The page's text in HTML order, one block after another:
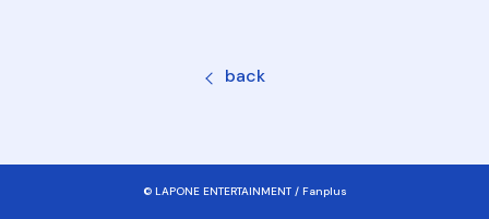
back
© LAPONE ENTERTAINMENT / Fanplus